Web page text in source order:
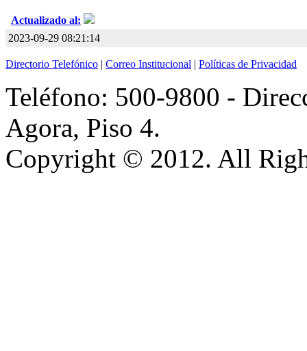
Actualizado al:
2023-09-29 08:21:14
Directorio Telefónico | Correo Institucional | Políticas de Privacidad
Teléfono: 500-9800 -
Agora, Piso 4.
Copyright © 2012. All